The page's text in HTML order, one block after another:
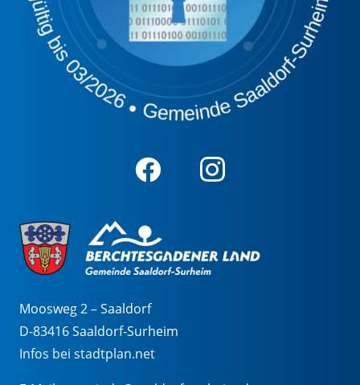
Moosweg 2 – Saaldorf
D-83416 Saaldorf-Surheim
Infos bei stadtplan.net